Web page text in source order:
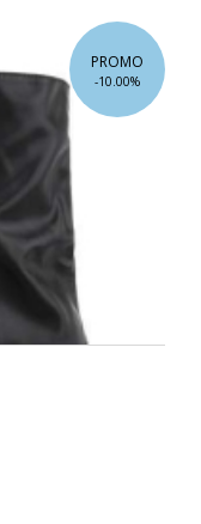
PROMO
-10.00%